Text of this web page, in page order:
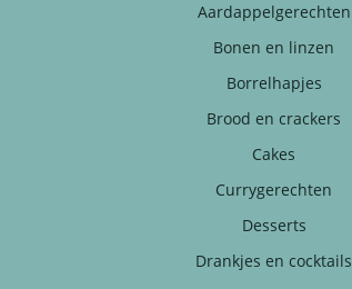
Aardappelgerechten
Bonen en linzen
Borrelhapjes
Brood en crackers
Cakes
Currygerechten
Desserts
Drankjes en cocktails